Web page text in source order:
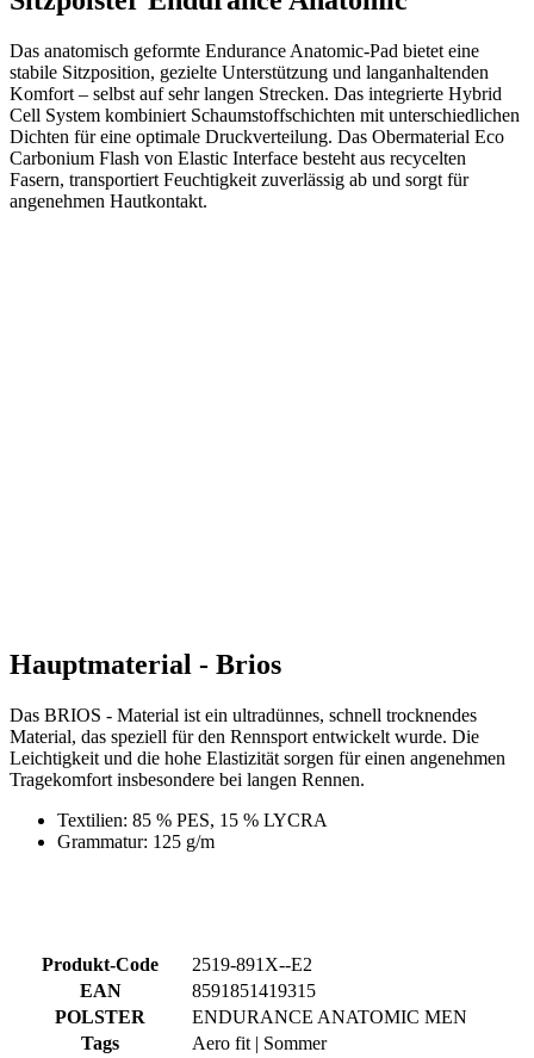
Das anatomisch geformte Endurance Anatomic-Pad bietet eine
stabile Sitzposition, gezielte Unterstützung und langanhaltenden
Komfort – selbst auf sehr langen Strecken. Das integrierte Hybrid
Cell System kombiniert Schaumstoffschichten mit unterschiedlichen
Dichten für eine optimale Druckverteilung. Das Obermaterial Eco
Carbonium Flash von Elastic Interface besteht aus recycelten
Fasern, transportiert Feuchtigkeit zuverlässig ab und sorgt für
angenehmen Hautkontakt.
Hauptmaterial - Brios
Das BRIOS - Material ist ein ultradünnes, schnell trocknendes
Material, das speziell für den Rennsport entwickelt wurde. Die
Leichtigkeit und die hohe Elastizität sorgen für einen angenehmen
Tragekomfort insbesondere bei langen Rennen.
Textilien: 85 % PES, 15 % LYCRA
Grammatur: 125 g/m
Produkt-Code
2519-891X--E2
EAN
8591851419315
POLSTER
ENDURANCE ANATOMIC MEN
Tags
Aero fit | Sommer